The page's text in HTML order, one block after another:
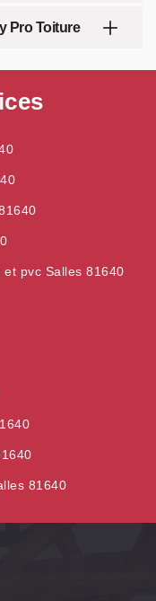
Pro Toiture
pvc Salles 81640
81640